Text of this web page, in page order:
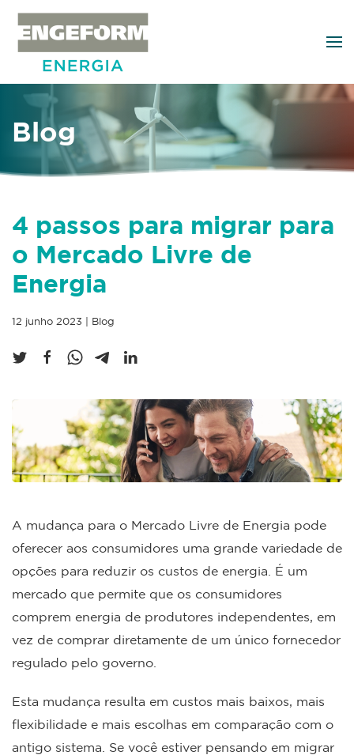
Skip to main content
Blog
4 passos para migrar para
o Mercado Livre de
Energia
12 junho 2023 Blog
A mudança para o Mercado Livre de Energia pode
oferecer aos consumidores uma grande variedade de
opções para reduzir os custos de energia. É um
mercado que permite que os consumidores
comprem energia de produtores independentes, em
vez de comprar diretamente de um único fornecedor
regulado pelo governo.
Esta mudança resulta em custos mais baixos, mais
flexibilidade e mais escolhas em comparação com o
antigo sistema. Se você estiver pensando em migrar